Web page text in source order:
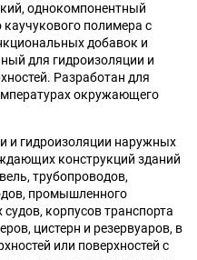
однокомпонентный
каучукового полимера с
добавок и
для гидроизоляции и
Разработан для
окружающего
и гидроизоляции наружных
конструкций зданий
трубопроводов,
промышленного
корпусов транспорта
цистерн и резервуаров, в
или поверхностей с